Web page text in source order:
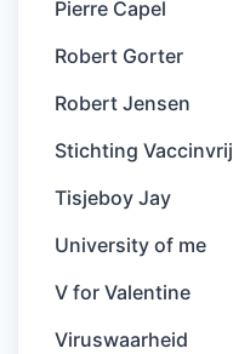
Pierre Capel
Robert Gorter
Robert Jensen
Stichting Vaccinvrij
Tisjeboy Jay
University of me
V for Valentine
Viruswaarheid